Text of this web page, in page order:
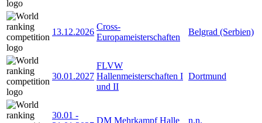
13.12.2026
Cross-
Europameisterschaften
Belgrad (Serbien)
30.01.2027
FLVW
Hallenmeisterschaften I
und II
Dortmund
30.01 -
DM Mehrkampf Halle n.n.